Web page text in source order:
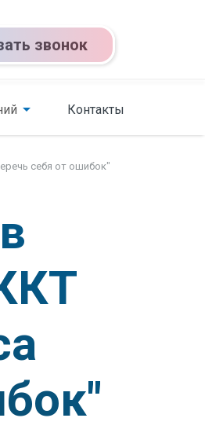
звонок
Контакты
себя от ошибок"